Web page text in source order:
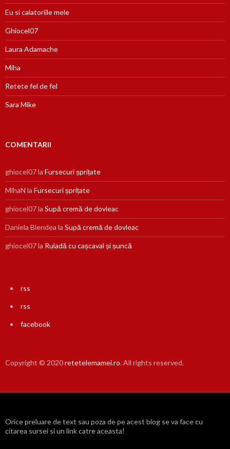
Eu si calatoriile mele
Ghiocel07
Laura Adamache
Miha
Retete fel de fel
Sara Mike
COMENTARII
ghiocel07la Fursecuri șprițate
MihaN la Fursecuri șprițate
ghiocel07la Supă cremă de dovleac
Daniela Blendea la Supă cremă de dovleac
ghiocel07la Ruladă cu cașcaval și șuncă
rss
rss
facebook
Copyright © 2020retetelemamei.ro. All rights reserved.
Orice preluare de text sau poza de pe acest blog se va face cu
citarea sursei si un link catre aceasta!